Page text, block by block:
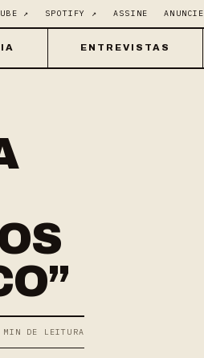
↗ SPOTIFY ↗ ASSINE ANUNCIE
ENTREVISTAS
DE LEITURA